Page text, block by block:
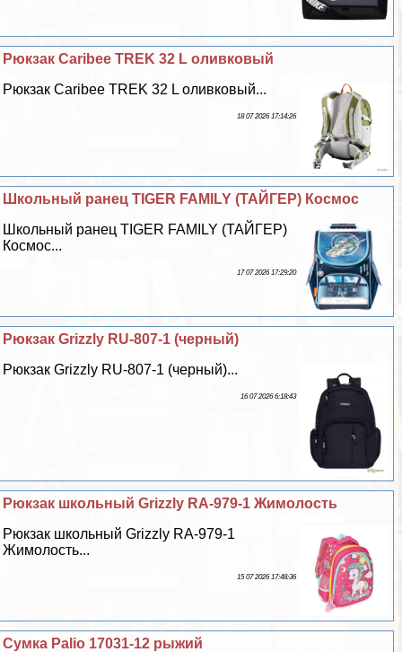
Рюкзак Caribee TREK 32 L оливковый
Рюкзак Caribee TREK 32 L оливковый...
18 07 2026 17:14:26
Школьный ранец TIGER FAMILY (ТАЙГЕР) Космос
Школьный ранец TIGER FAMILY (ТАЙГЕР)
Космос...
17 07 2026 17:29:20
Рюкзак Grizzly RU-807-1 (черный)
Рюкзак Grizzly RU-807-1 (черный)...
16 07 2026 6:18:43
Рюкзак школьный Grizzly RA-979-1 Жимолость
Рюкзак школьный Grizzly RA-979-1
Жимолость...
15 07 2026 17:48:36
Сумка Palio 17031-12 рыжий